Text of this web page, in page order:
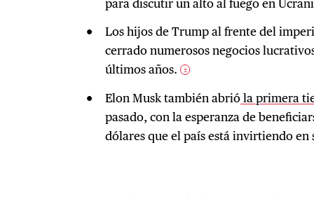
Los hijos de Trump al frente del
cerrado numerosos negocios
últimos años.
2
Elon Musk también abrióla primera
pasado, con la esperanza de
dólares que el país está invirtiendo en